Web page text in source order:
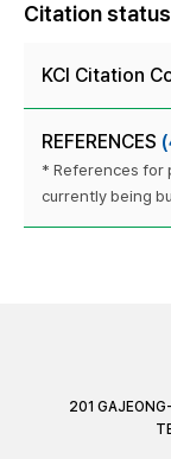
Citation status
KCI Citation
REFERENCES
* References for
currently being
201